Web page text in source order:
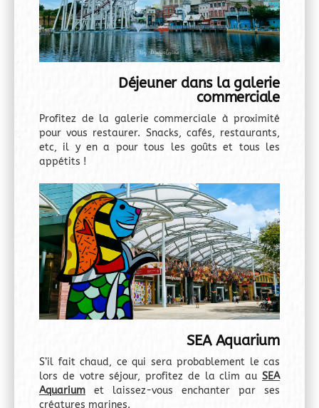
Déjeuner dans la galerie
commerciale
Profitez de la galerie commerciale à proximité
pour vous restaurer. Snacks, cafés, restaurants,
etc, il y en a pour tous les goûts et tous les
appétits !
SEA Aquarium
S’il fait chaud, ce qui sera probablement le cas
lors de votre séjour, profitez de la clim au SEA
Aquarium et laissez-vous enchanter par ses
créatures marines.